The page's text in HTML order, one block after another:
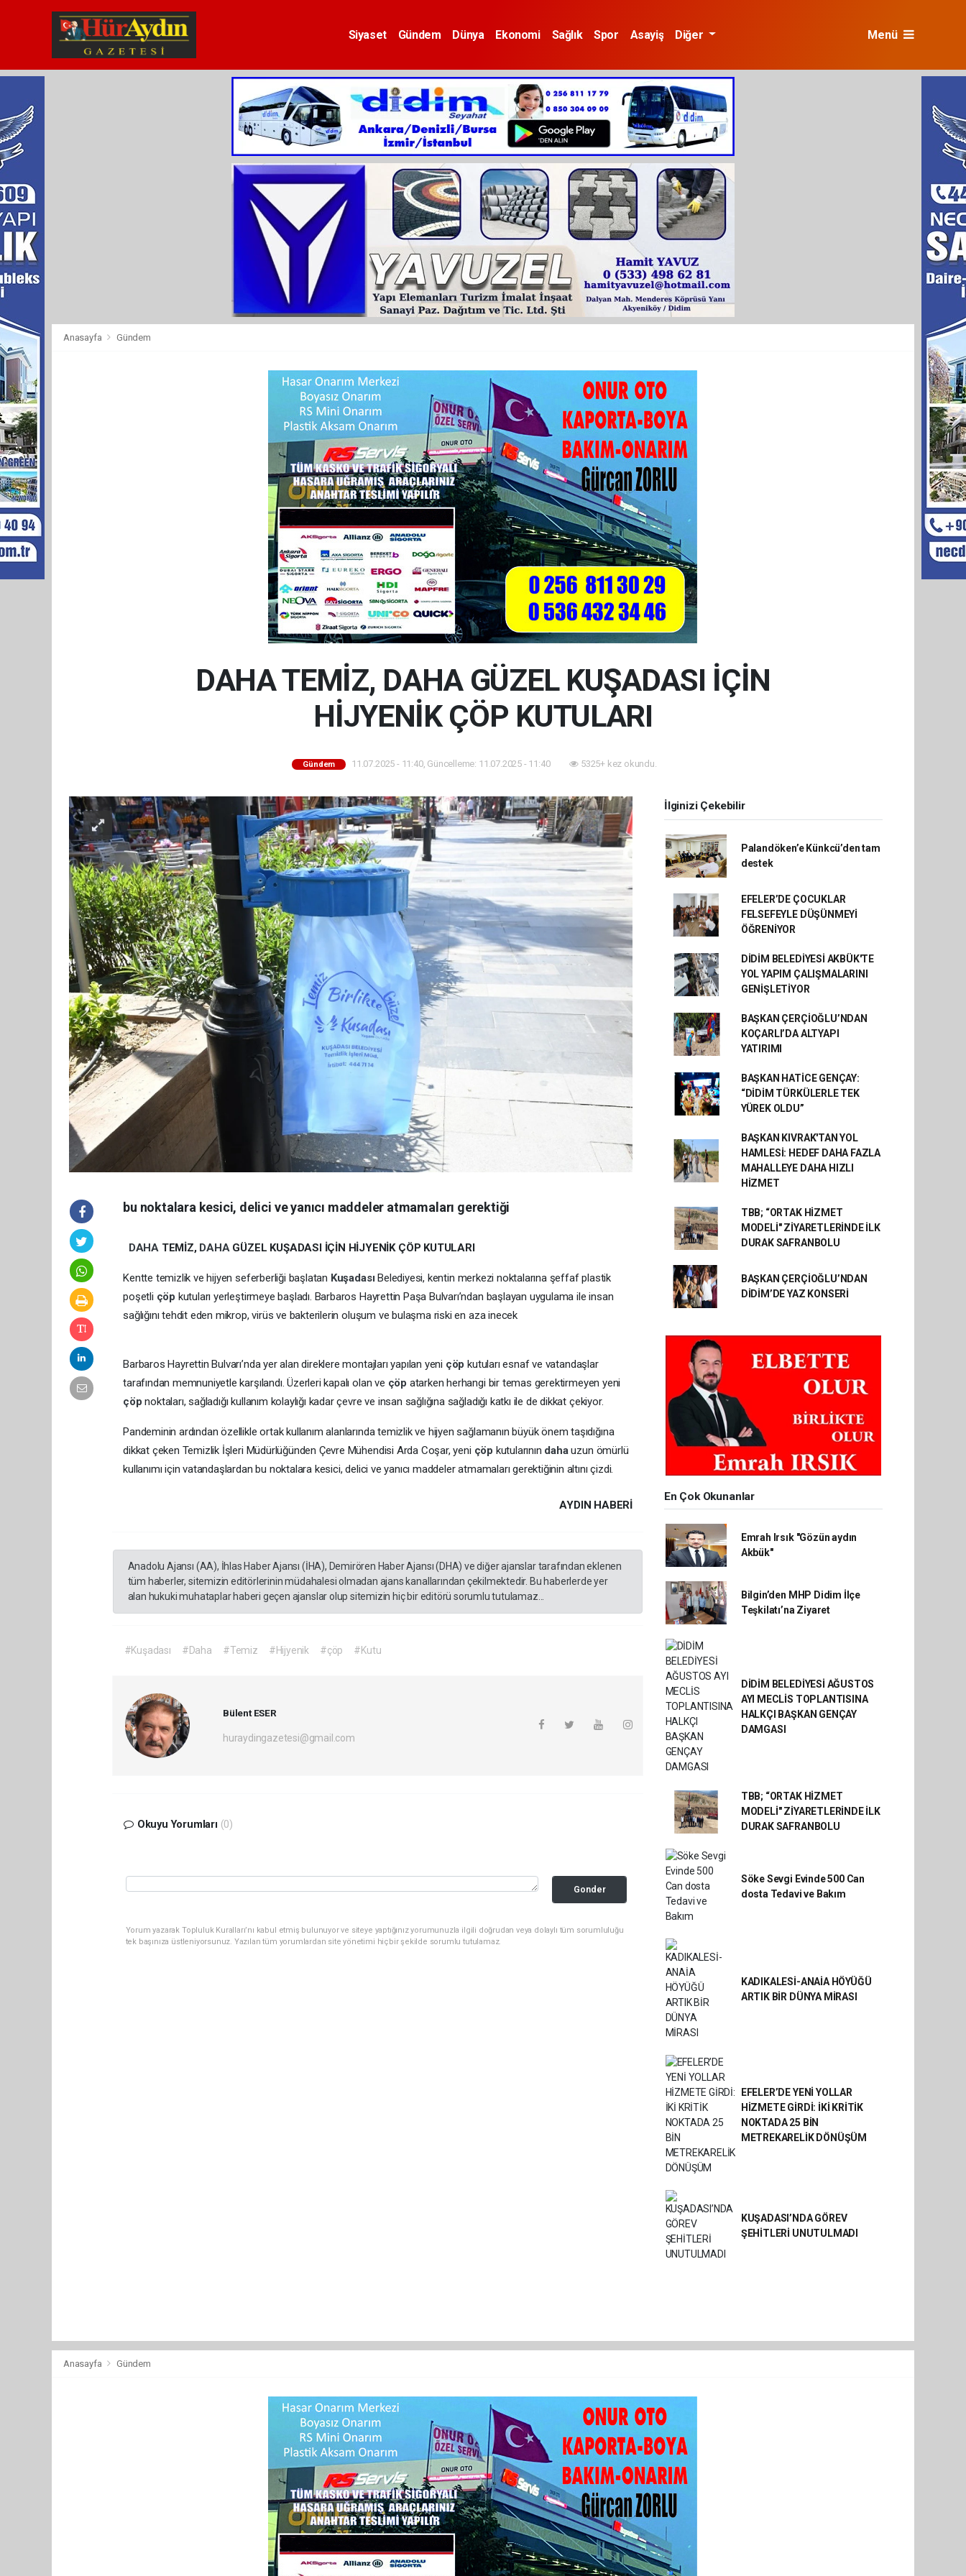
Siyaset Gündem Dünya Ekonomi Sağlık Spor Asayiş Diğer Menü
Anasayfa Gündem
DAHA TEMİZ, DAHA GÜZEL KUŞADASI İÇİN
HİJYENİK ÇÖP KUTULARI
Gündem 11.07.2025 - 11:40, Güncelleme: 11.07.2025 - 11:40 5325+ kez okundu.
bu noktalara kesici, delici ve yanıcı maddeler atmamaları gerektiği
DAHA TEMİZ, DAHA GÜZEL KUŞADASI İÇİN HİJYENİK ÇÖP KUTULARI
Kentte temizlik ve hijyen seferberliği başlatan KuşadasıBelediyesi, kentin merkezi noktalarına şeffaf plastik
poşetli çöp kutuları yerleştirmeye başladı. Barbaros Hayrettin Paşa Bulvarı’ndan başlayan uygulama ile insan
sağlığını tehdit eden mikrop, virüs ve bakterilerin oluşum ve bulaşma riski en aza inecek
Barbaros Hayrettin Bulvarı’nda yer alan direklere montajları yapılan yeni çöpkutuları esnaf ve vatandaşlar
tarafından memnuniyetle karşılandı. Üzerleri kapalı olan ve çöp atarken herhangi bir temas gerektirmeyen yeni
çöpnoktaları, sağladığı kullanım kolaylığı kadar çevre ve insan sağlığına sağladığı katkı ile de dikkat çekiyor.
Pandeminin ardından özellikle ortak kullanım alanlarında temizlik ve hijyen sağlamanın büyük önem taşıdığına
dikkat çeken Temizlik İşleri Müdürlüğünden Çevre Mühendisi Arda Coşar, yeni çöp kutularının dahauzun ömürlü
kullanımı için vatandaşlardan bu noktalara kesici, delici ve yanıcı maddeler atmamaları gerektiğinin altını çizdi.
AYDIN HABERİ
Anadolu Ajansı (AA), İhlas Haber Ajansı (İHA), Demirören Haber Ajansı (DHA) ve diğer ajanslar tarafından eklenen
tüm haberler, sitemizin editörlerinin müdahalesi olmadan ajans kanallarından çekilmektedir. Bu haberlerde yer
alan hukuki muhataplar haberi geçen ajanslar olup sitemizin hiç bir editörü sorumlu tutulamaz...
#Kuşadası #Daha #Temiz #Hijyenik #çöp #Kutu
Bülent ESER
huraydingazetesi@gmail.com
Okuyu Yorumları (0)
Gonder
Yorum yazarak Topluluk Kuralları’nı kabul etmiş bulunuyor ve siteye yaptığınız yorumunuzla ilgili doğrudan veya dolaylı tüm sorumluluğu
tek başınıza üstleniyorsunuz. Yazılan tüm yorumlardan site yönetimi hiçbir şekilde sorumlu tutulamaz.
İlginizi Çekebilir
Palandöken’e Künkcü’den tam
destek
EFELER’DE ÇOCUKLAR
FELSEFEYLE DÜŞÜNMEYİ
ÖĞRENİYOR
DİDİM BELEDİYESİ AKBÜK'TE
YOL YAPIM ÇALIŞMALARINI
GENİŞLETİYOR
BAŞKAN ÇERÇİOĞLU’NDAN
KOÇARLI’DA ALTYAPI
YATIRIMI
BAŞKAN HATİCE GENÇAY:
“DİDİM TÜRKÜLERLE TEK
YÜREK OLDU”
BAŞKAN KIVRAK'TAN YOL
HAMLESİ: HEDEF DAHA FAZLA
MAHALLEYE DAHA HIZLI
HİZMET
TBB; “ORTAK HİZMET
MODELİ" ZİYARETLERİNDE İLK
DURAK SAFRANBOLU
BAŞKAN ÇERÇİOĞLU’NDAN
DİDİM’DE YAZ KONSERİ
En Çok Okunanlar
Emrah Irsık "Gözün aydın
Akbük"
Bilgin’den MHP Didim İlçe
Teşkilatı’na Ziyaret
DİDİM BELEDİYESİ AĞUSTOS
AYI MECLİS TOPLANTISINA
HALKÇI BAŞKAN GENÇAY
DAMGASI
TBB; “ORTAK HİZMET
MODELİ" ZİYARETLERİNDE İLK
DURAK SAFRANBOLU
Söke Sevgi Evinde 500 Can
dosta Tedavi ve Bakım
KADIKALESİ-ANAİA HÖYÜĞÜ
ARTIK BİR DÜNYA MİRASI
EFELER’DE YENİ YOLLAR
HİZMETE GİRDİ: İKİ KRİTİK
NOKTADA 25 BİN
METREKARELİK DÖNÜŞÜM
KUŞADASI’NDA GÖREV
ŞEHİTLERİ UNUTULMADI
Anasayfa Gündem